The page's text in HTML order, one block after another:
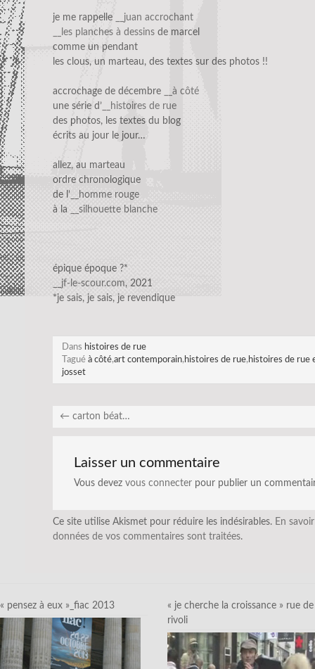
je me rappelle
__juan accrochant
__les planches à dessins de marcel
comme un pendant
les clous, un marteau, des textes sur des photos !!
accrochage de décembre
__à côté
une série d’ __histoires de rue
des photos, les textes du blog
écrits au jour le jour…
allez, au marteau
ordre chronologique
de l’ __homme rouge
à la
__silhouette blanche
épique époque ?*
__jf-le-scour.com, 2021
*je sais, je sais, je revendique
Dans histoires de rue
Tagué à côté,art contemporain,histoires de rue,histoires de rue
josset
← carton béat…
Laisser un commentaire
Vous devez vous connecter pour publier un
Ce site utilise Akismet pour réduire les indésirables. En
données de vos commentaires sont traitées.
« pensez à eux »_fiac 2013
« je cherche la croissance » rue de
rivoli